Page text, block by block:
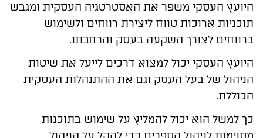
היועץ העסקי משפר את האסטרטגיה העסקית ומגבש
תוכניות ארוכות טווח ליצירת רווחים ולשימוש
ברווחים לצורך השקעה בעסק והרחבתו.
היועץ העסקי יכול למצוא דרכים לייעל את שיטות
הניהול של בעל העסק וגם את ההתנהלות העסקית
הכוללת.
כך למשל הוא יכול להמליץ על שימוש בתוכנות